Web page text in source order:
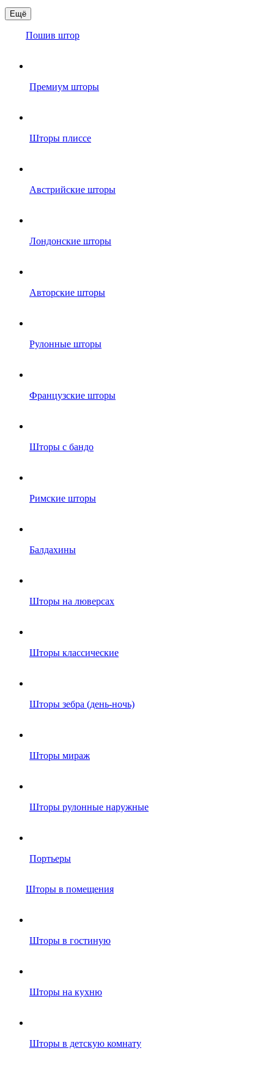
Ещё
Пошив штор
Премиум шторы
Шторы плиссе
Австрийские шторы
Лондонские шторы
Авторские шторы
Рулонные шторы
Французские шторы
Шторы с бандо
Римские шторы
Балдахины
Шторы на люверсах
Шторы классические
Шторы зебра (день-ночь)
Шторы мираж
Шторы рулонные наружные
Портьеры
Шторы в помещения
Шторы в гостиную
Шторы на кухню
Шторы в детскую комнату